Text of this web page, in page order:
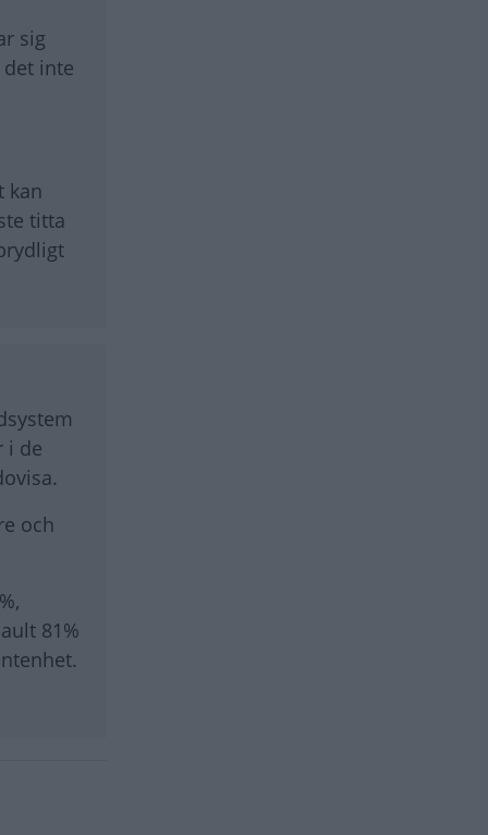
sig
inte
kan
titta
i de
och
81%